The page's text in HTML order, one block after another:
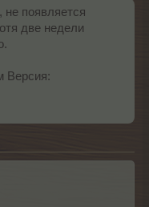
появляется
две недели
Версия: